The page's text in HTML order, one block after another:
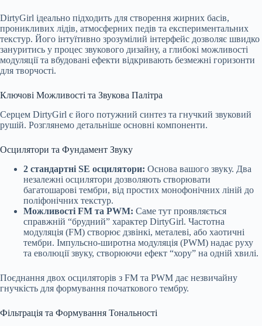
DirtyGirl ідеально підходить для створення жирних басів,
проникливих лідів, атмосферних педів та експериментальних
текстур. Його інтуїтивно зрозумілий інтерфейс дозволяє швидко
зануритись у процес звукового дизайну, а глибокі можливості
модуляції та вбудовані ефекти відкривають безмежні горизонти
для творчості.
Ключові Можливості та Звукова Палітра
Серцем DirtyGirl є його потужний синтез та гнучкий звуковий
рушій. Розглянемо детальніше основні компоненти.
Осцилятори та Фундамент Звуку
2 стандартні SE осцилятори: Основа вашого звуку. Два
незалежні осцилятори дозволяють створювати
багатошарові тембри, від простих монофонічних ліній до
поліфонічних текстур.
Можливості FM та PWM: Саме тут проявляється
справжній “брудний” характер DirtyGirl. Частотна
модуляція (FM) створює дзвінкі, металеві, або хаотичні
тембри. Імпульсно-широтна модуляція (PWM) надає руху
та еволюції звуку, створюючи ефект “хору” на одній хвилі.
Поєднання двох осциляторів з FM та PWM дає незвичайну
гнучкість для формування початкового тембру.
Фільтрація та Формування Тональності